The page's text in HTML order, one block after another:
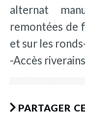
alternat
remontées de
et sur les
-Accès
PARTAGER